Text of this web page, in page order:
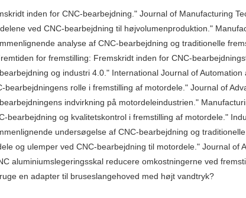
inden for CNC-bearbejdning." Journal of Manufacturing
ved CNC-bearbejdning til højvolumenproduktion."
analyse af CNC-bearbejdning og traditionelle
for fremstilling: Fremskridt inden for CNC-
og industri 4.0." International Journal of Automation
bearbejdningens rolle i fremstilling af motordele." Journal of
indvirkning på motordeleindustrien."
bearbejdning og kvalitetskontrol i fremstilling af motordele."
undersøgelse af CNC-bearbejdning og
og ulemper ved CNC-bearbejdning til motordele." Journal of
aluminiumslegeringsskal reducere omkostningerne ved
en adapter til bruseslangehoved med højt vandtryk?